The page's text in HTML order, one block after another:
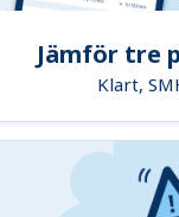
Jämför tre
Klart,